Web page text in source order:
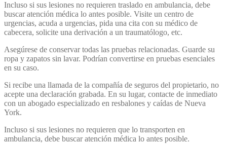
Incluso si sus lesiones no requieren traslado en ambulancia, debe
buscar atención médica lo antes posible. Visite un centro de
urgencias, acuda a urgencias, pida una cita con su médico de
cabecera, solicite una derivación a un traumatólogo, etc.
Asegúrese de conservar todas las pruebas relacionadas. Guarde su
ropa y zapatos sin lavar. Podrían convertirse en pruebas esenciales
en su caso.
Si recibe una llamada de la compañía de seguros del propietario, no
acepte una declaración grabada. En su lugar, contacte de inmediato
con un abogado especializado en resbalones y caídas de Nueva
York.
Incluso si sus lesiones no requieren que lo transporten en
ambulancia, debe buscar atención médica lo antes posible.